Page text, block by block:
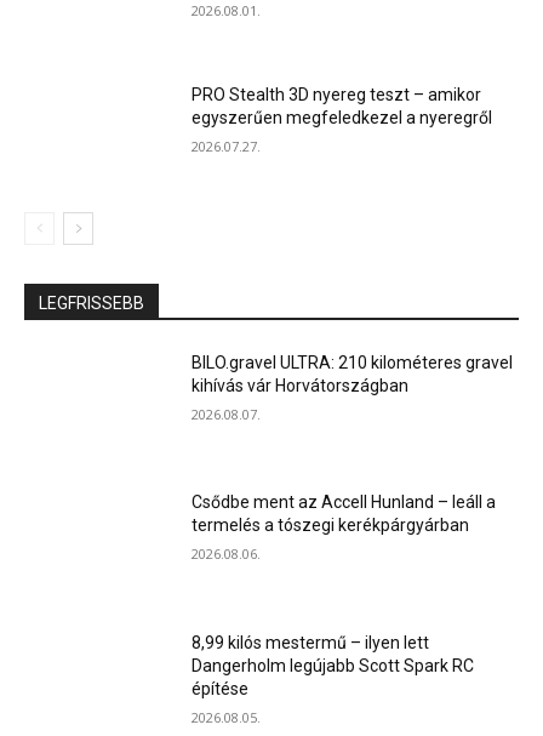
2026.08.01.
PRO Stealth 3D nyereg teszt – amikor
egyszerűen megfeledkezel a nyeregről
2026.07.27.
LEGFRISSEBB
BILO.gravel ULTRA: 210 kilométeres gravel
kihívás vár Horvátországban
2026.08.07.
Csődbe ment az Accell Hunland – leáll a
termelés a tószegi kerékpárgyárban
2026.08.06.
8,99 kilós mestermű – ilyen lett
Dangerholm legújabb Scott Spark RC
építése
2026.08.05.